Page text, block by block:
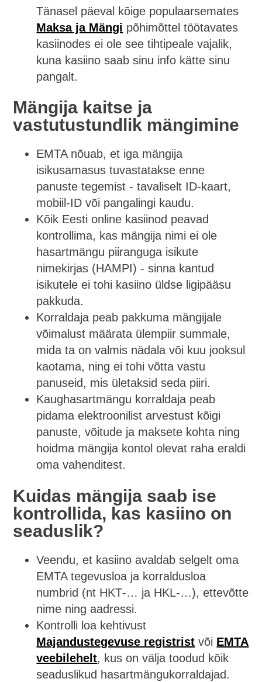
Tänasel päeval kõige populaarsemates
Maksa ja Mängi põhimõttel töötavates
kasiinodes ei ole see tihtipeale vajalik,
kuna kasiino saab sinu info kätte sinu
pangalt.
Mängija kaitse ja
vastutustundlik mängimine
EMTA nõuab, et iga mängija
isikusamasus tuvastatakse enne
panuste tegemist - tavaliselt ID‑kaart,
mobiil‑ID või pangalingi kaudu.
Kõik Eesti online kasiinod peavad
kontrollima, kas mängija nimi ei ole
hasartmängu piiranguga isikute
nimekirjas (HAMPI) - sinna kantud
isikutele ei tohi kasiino üldse ligipääsu
pakkuda.
Korraldaja peab pakkuma mängijale
võimalust määrata ülempiir summale,
mida ta on valmis nädala või kuu jooksul
kaotama, ning ei tohi võtta vastu
panuseid, mis ületaksid seda piiri.
Kaughasartmängu korraldaja peab
pidama elektroonilist arvestust kõigi
panuste, võitude ja maksete kohta ning
hoidma mängija kontol olevat raha eraldi
oma vahenditest.
Kuidas mängija saab ise
kontrollida, kas kasiino on
seaduslik?
Veendu, et kasiino avaldab selgelt oma
EMTA tegevusloa ja korraldusloa
numbrid (nt HKT‑… ja HKL‑…), ettevõtte
nime ning aadressi.
Kontrolli loa kehtivust
Majandustegevuse registrist või EMTA
veebilehelt, kus on välja toodud kõik
seaduslikud hasartmängukorraldajad.